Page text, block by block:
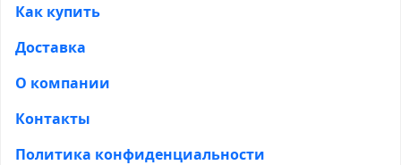
Как купить
Доставка
О компании
Контакты
Политика конфиденциальности